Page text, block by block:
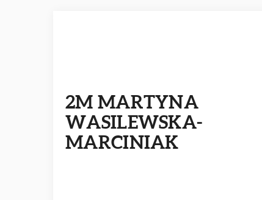
2M MARTYNA
WASILEWSKA-
MARCINIAK